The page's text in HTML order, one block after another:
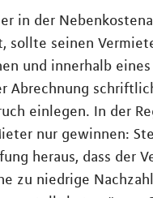
in der
sollte seinen
und innerhalb eines
Abrechnung
einlegen. In der
nur gewinnen:
heraus, dass der
zu niedrige